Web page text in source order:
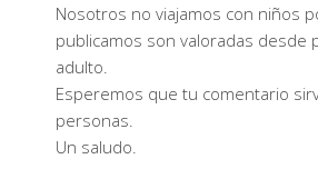
Nosotros no viajamos con niños
publicamos son valoradas desde
adulto.
Esperemos que tu comentario
personas.
Un saludo.